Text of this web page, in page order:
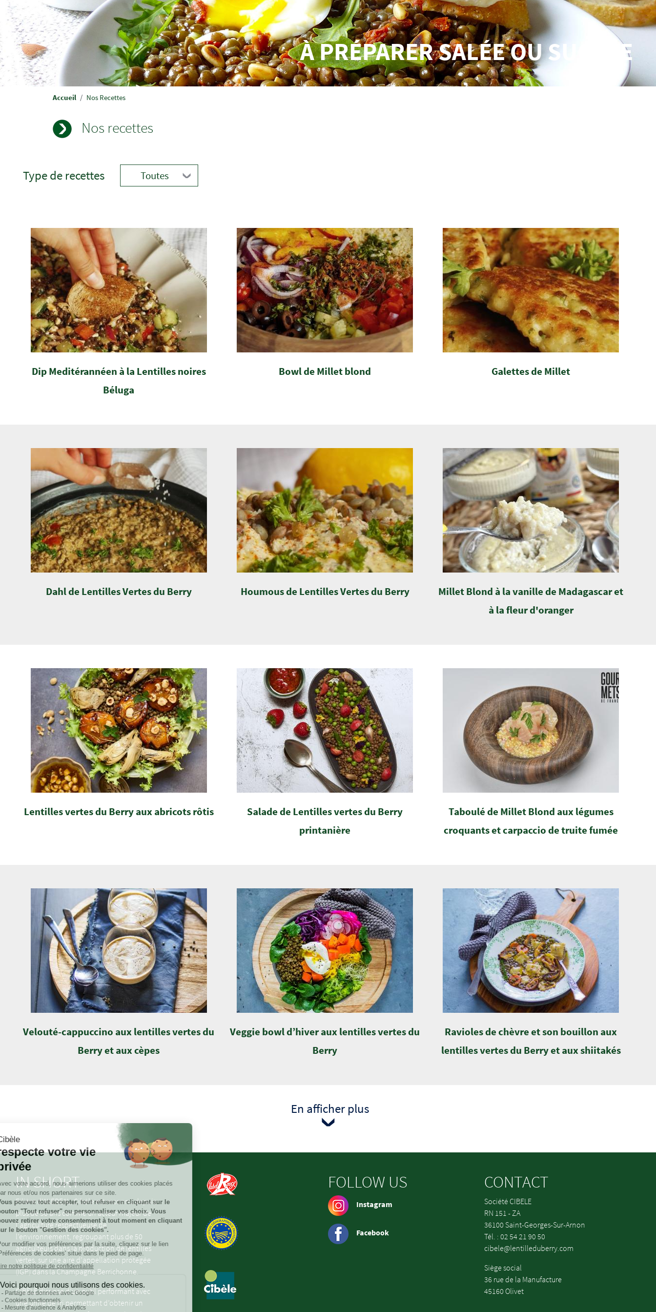
À PRÉPARER SALÉE OU SUCRÉE
Accueil Nos Recettes
Nos recettes
Type de recettes
Dip Meditérannéen à la Lentilles noires
Béluga
Bowl de Millet blond Galettes de Millet
Dahl de Lentilles Vertes du Berry Houmous de Lentilles Vertes du Berry
Millet Blond à la vanille de Madagascar et
à la fleur d'oranger
Lentilles vertes du Berry aux abricots rôtis
Salade de Lentilles vertes du Berry
printanière
Taboulé de Millet Blond aux légumes
croquants et carpaccio de truite fumée
Velouté-cappuccino aux lentilles vertes du
Berry et aux cèpes
Veggie bowl d’hiver aux lentilles vertes du
Berry
Ravioles de chèvre et son bouillon aux
lentilles vertes du Berry et aux shiitakés
En afficher plus
IN SHORT
Filière d’AXEREAL, Cibèle est reconnu depuis
plus de 30 ans comme un acteur majeur de
l’agriculture respectueuse de
l’environnement, regroupant plus de 50
agriculteurs dans la production de lentilles
vertes, sur une aire d’appellation protégée
(IGP) dans la Champagne Berrichonne.
CIBELE dispose d’un outil performant avec
une unité de tri permettant d’obtenir un
FOLLOW US
Instagram
Facebook
CONTACT
Société CIBELE
RN 151 - ZA
36100 Saint-Georges-Sur-Arnon
Tél. : 02 54 21 90 50
cibele@lentilleduberry.com
Siège social
36 rue de la Manufacture
45160 Olivet